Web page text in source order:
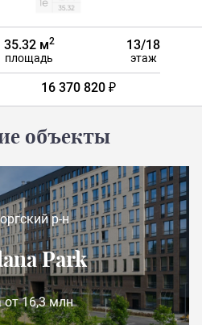
35.32 м2
площадь
13/18
этаж
16 370 820 ₽
объекты
р-н
Park
от 16,3 млн